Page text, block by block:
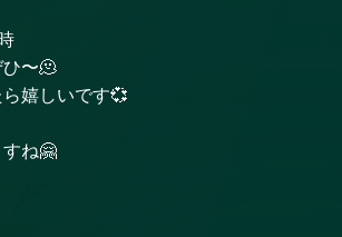
〜🫠
嬉しいです💞
ね🤗